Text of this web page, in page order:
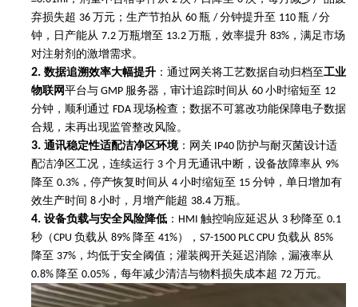
弃损失超 36 万元；生产节拍从 60 瓶 / 分钟提升至 110 瓶 / 分
钟，日产能从 7.2 万瓶增至 13.2 万瓶，效率提升 83% ，满足市场
对注射剂的激增需求。
2. 数据追溯效率大幅提升 ：通过网关将工艺数据自动归档至工业
物联网平台与 GMP 服务器，审计追踪时间从 60 小时缩短至 12
分钟，顺利通过 FDA 现场检查；数据不可篡改功能保障电子数据
合规，未再出现监管整改风险。
3. 通讯稳定性适配洁净区环境：网关 IP40 防护与耐灭菌设计适
配洁净区工况，连续运行 3 个月无通讯中断，设备故障率从 9%
降至 0.3% ，停产恢复时间从 4 小时缩短至 15 分钟，单日增加有
效生产时间 8 小时，月增产能超 38.4 万瓶。
4. 设备负载与安全风险降低 ： HMI 触控响应延迟从 3 秒降至 0.1
秒（CPU 负载从 89% 降至 41%）， S7-1500 PLC CPU 负载从 85%
降至 37% ，均低于安全阈值；灌装阀开关延迟消除，漏液率从
0.8% 降至 0.05% ，每年减少清洁与物料损失成本超 72 万元。